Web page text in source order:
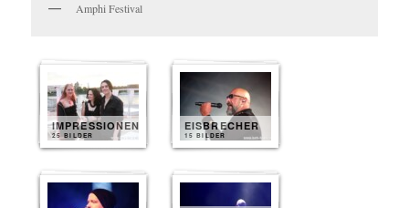
Amphi Festival
IMPRESSIONEN
25 BILDER
EISBRECHER
15 BILDER